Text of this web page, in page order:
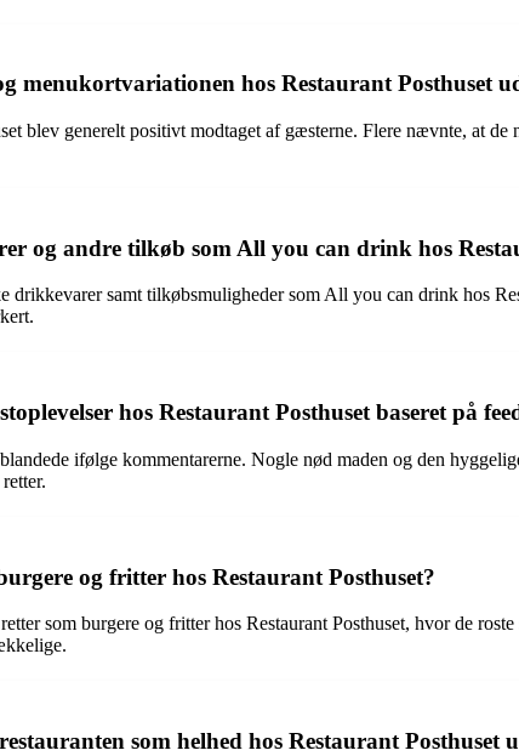
menukortvariationen hos Restaurant Posthuset
blev generelt positivt modtaget af gæsterne. Flere nævnte, at
og andre tilkøb som All you can drink hos
samt tilkøbsmuligheder som All you can drink hos
hos Restaurant Posthuset baseret på
ifølge kommentarerne. Nogle nød maden og den
og fritter hos Restaurant Posthuset?
som burgere og fritter hos Restaurant Posthuset, hvor de
som helhed hos Restaurant Posthuset